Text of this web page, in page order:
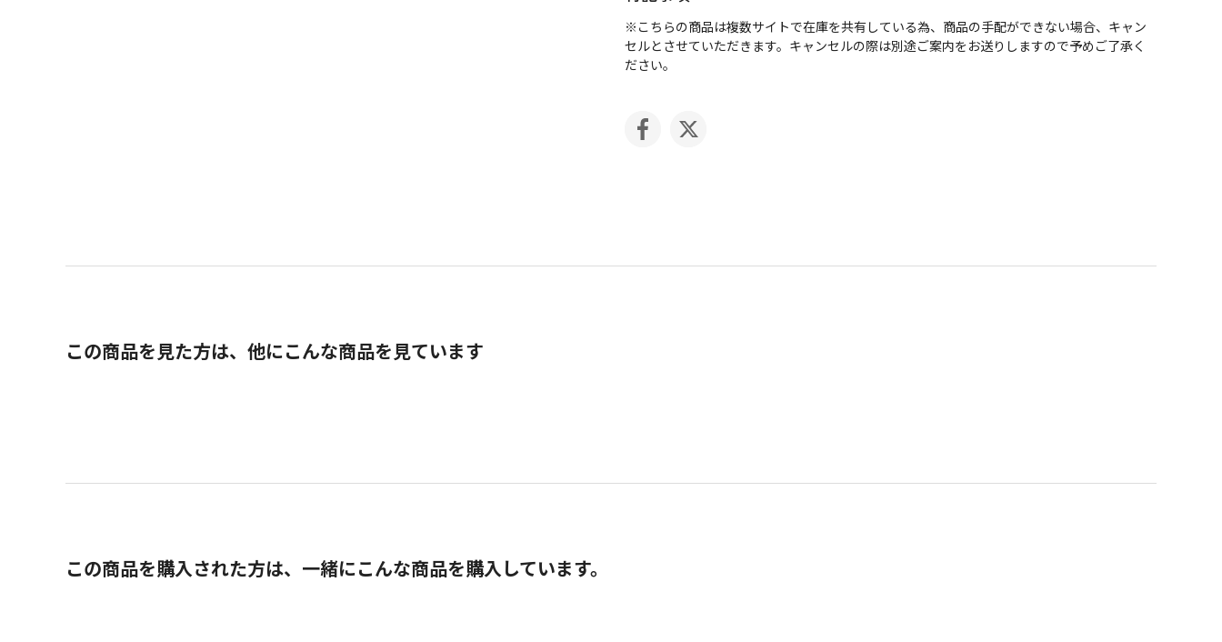
※こちらの商品は複数サイトで在庫を共有している為、商品の手配ができない場合、キャン
セルとさせていただきます。キャンセルの際は別途ご案内をお送りしますので予めご了承く
ださい。
この商品を見た方は、他にこんな商品を見ています
この商品を購入された方は、一緒にこんな商品を購入しています。